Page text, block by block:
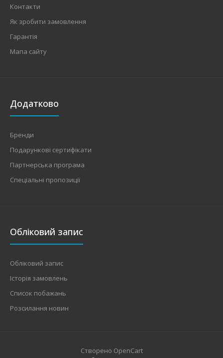
Контакти
Як зробити замовлення
Гарантія
Мапа сайту
Додатково
Бренди
Подарункові сертифікати
Партнерська програма
Спеціальні пропозиції
Обліковий запис
Обліковий запис
Історія замовлень
Список побажань
Розсилання новин
Створено OpenCart